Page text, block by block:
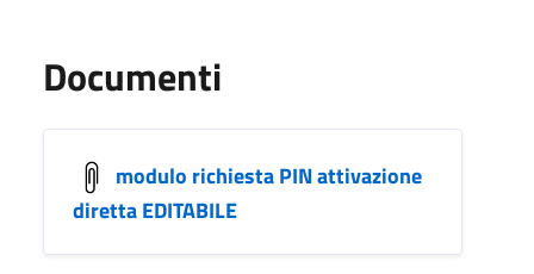
Documenti
modulo richiesta PIN attivazione
diretta EDITABILE